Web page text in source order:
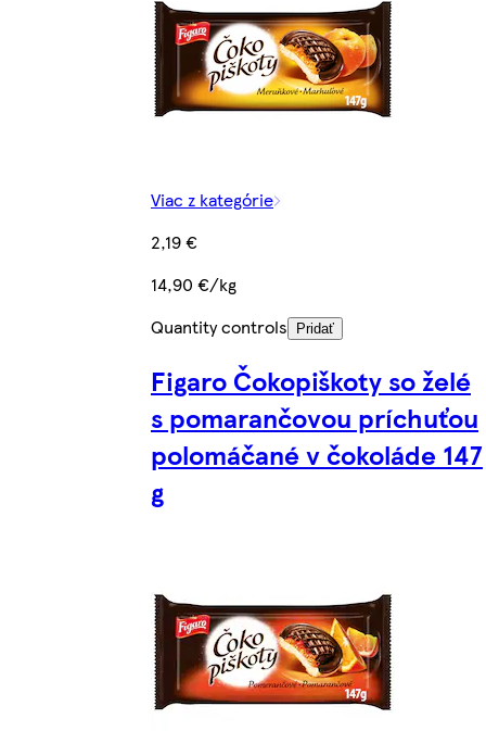
Viac z kategórie
2,19 €
14,90 €/kg
Quantity controls
Pridať
Figaro Čokopiškoty so želé
s pomarančovou príchuťou
polomáčané v čokoláde 147
g